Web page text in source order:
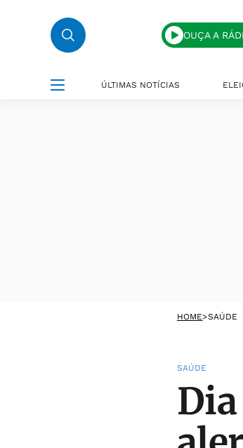
OUÇA A
ÚLTIMAS NOTÍCIAS
HOME>SAÚDE
SAÚDE